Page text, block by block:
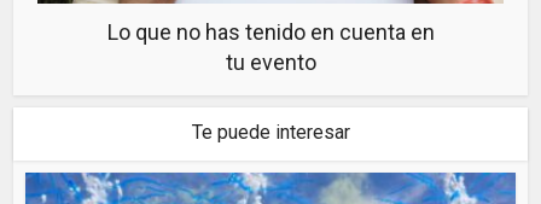
Lo que no has tenido en cuenta en
tu evento
Te puede interesar